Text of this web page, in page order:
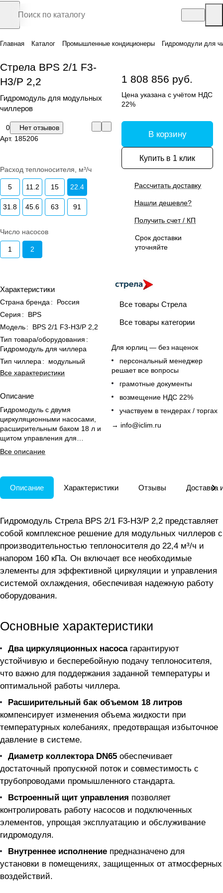
Главная Каталог Промышленные кондиционеры Гидромодули для
Стрела BPS 2/1 F3-
H3/P 2,2
Гидромодуль для модульных
чиллеров
0
Нет отзывов
Арт. 185206
Расход теплоносителя, м³/ч
5 11.2 15 22.4
31.8 45.6 63 91
Число насосов
1 2
Характеристики
Страна бренда :
Россия
Серия :
BPS
Модель:
BPS 2/1 F3-H3/P 2,2
Тип товара/оборудования :
Гидромодуль для чиллера
Тип чиллера :
модульный
Все характеристики
Описание
Гидромодуль с двумя
циркуляционными насосами,
расширительным баком 18 л и
щитом управления для
модульных чиллеров; все
необходимое уже в комплекте
Все описание
1 808 856 руб.
Цена указана с учётом НДС
22%
В корзину
Купить в 1 клик
Рассчитать доставку
Нашли дешевле?
Получить счет / КП
Срок доставки
уточняйте
Все товары Стрела
Все товары категории
Для юрлиц — без наценок
персональный менеджер
решает все вопросы
грамотные документы
возмещение НДС 22%
участвуем в тендерах / торгах
→ info@iclim.ru
Описание Характеристики Отзывы Доставка
Гидромодуль Стрела BPS 2/1 F3-H3/P 2,2 представляет
собой комплексное решение для модульных чиллеров с
производительностью теплоносителя до 22,4 м³/ч и
напором 160 кПа. Он включает все необходимые
элементы для эффективной циркуляции и управления
системой охлаждения, обеспечивая надежную работу
оборудования.
Основные характеристики
Два циркуляционных насосагарантируют
устойчивую и бесперебойную подачу теплоносителя,
что важно для поддержания заданной температуры и
оптимальной работы чиллера.
Расширительный бак объемом 18 литров
компенсирует изменения объема жидкости при
температурных колебаниях, предотвращая избыточное
давление в системе.
Диаметр коллектора DN65 обеспечивает
достаточный пропускной поток и совместимость с
трубопроводами промышленного стандарта.
Встроенный щит управления позволяет
контролировать работу насосов и подключенных
элементов, упрощая эксплуатацию и обслуживание
гидромодуля.
Внутреннее исполнение предназначено для
установки в помещениях, защищенных от атмосферных
воздействий.